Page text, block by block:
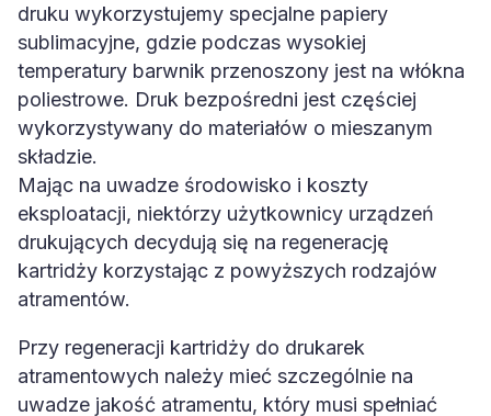
druku wykorzystujemy specjalne papiery
sublimacyjne, gdzie podczas wysokiej
temperatury barwnik przenoszony jest na włókna
poliestrowe. Druk bezpośredni jest częściej
wykorzystywany do materiałów o mieszanym
składzie.
Mając na uwadze środowisko i koszty
eksploatacji, niektórzy użytkownicy urządzeń
drukujących decydują się na regenerację
kartridży korzystając z powyższych rodzajów
atramentów.
Przy regeneracji kartridży do drukarek
atramentowych należy mieć szczególnie na
uwadze jakość atramentu, który musi spełniać